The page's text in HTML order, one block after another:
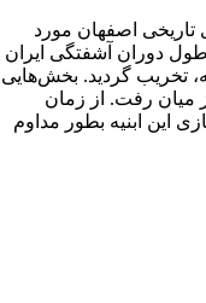
تاریخی اصفهان مورد
دوران آشفتگی ایران
تخریب گردید. بخش‌هایی
میان رفت. از زمان
این ابنیه بطور مداوم